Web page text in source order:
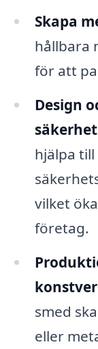
Skapa
hållbara
för att
Design
hjälpa
vilket
företag.
smed
eller